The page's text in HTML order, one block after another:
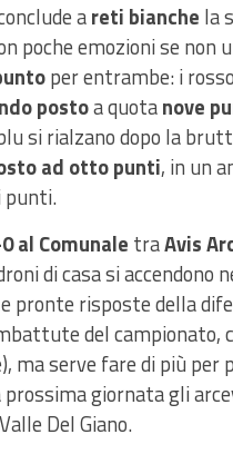
areti bianche la
poche emozioni se non
per entrambe: i
postoa quotanove
si rialzano dopo la
ad otto punti, in un
punti.
al Comunale traAvis
di casa si accendono
pronte risposte della
del
ma serve fare di più
giornata gli
Del Giano.